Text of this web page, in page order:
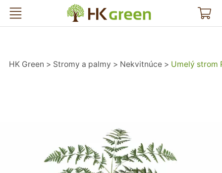
HK Green
HK Green Stromy a palmy Nekvitnúce Umelý strom